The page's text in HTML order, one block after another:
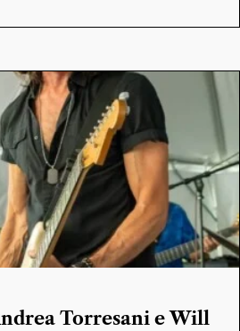
Torresani e Will